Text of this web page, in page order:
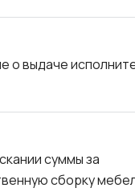
о выдаче
суммы за
сборку